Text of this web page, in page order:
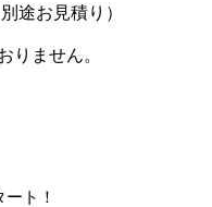
途お見積り）
りません。
ト！